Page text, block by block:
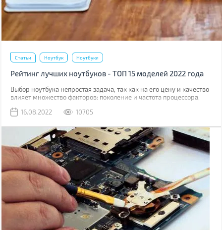
Статьи Ноутбук Ноутбуки
Рейтинг лучших ноутбуков - ТОП 15 моделей 2022 года
Выбор ноутбука непростая задача, так как на его цену и качество
влияет множество факторов: поколение и частота процессора,
тачпадом, клавиатурой и многое другое.
16.08.2022 10705